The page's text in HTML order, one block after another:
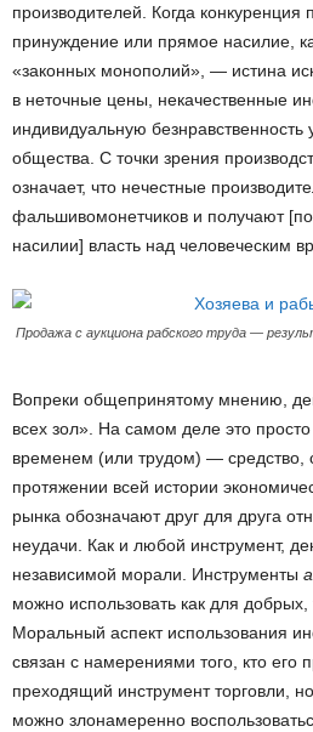
производителей. Когда
принуждение или прямое насилие,
«законных монополий», — истина
в неточные цены, некачественные
индивидуальную безнравственность
общества. С точки зрения
означает, что нечестные
фальшивомонетчиков и получают
насилии] власть над человеческим
Продажа с аукциона рабского труда —
Вопреки общепринятому мнению,
всех зол». На самом деле это
временем (или трудом) — средство,
протяжении всей истории
рынка обозначают друг для друга
неудачи. Как и любой инструмент,
независимой морали. Инструменты
можно использовать как для добрых,
Моральный аспект использования
связан с намерениями того, кто его
преходящий инструмент торговли,
можно злонамеренно